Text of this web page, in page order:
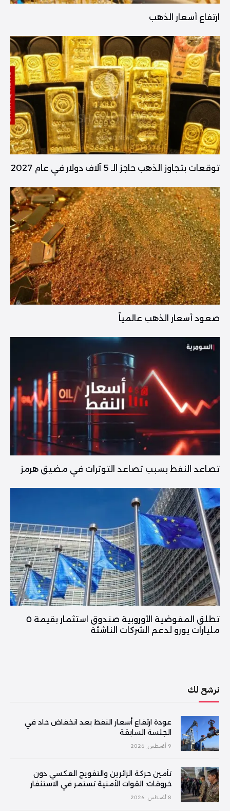
ارتفاع أسعار الذهب
توقعات بتجاوز الذهب حاجز الـ 5 آلاف دولار في عام 2027
صعود أسعار الذهب عالمياً
تصاعد النفط بسبب تصاعد التوترات في مضيق هرمز
تطلق المفوضية الأوروبية صندوق استثمار بقيمة ٥
مليارات يورو لدعم الشركات الناشئة
نرشح لك
عودة ارتفاع أسعار النفط بعد انخفاض حاد في
الجلسة السابقة
9 أغسطس, 2026
تأمين حركة الزائرين والتفويج العكسي دون
خروقات: القوات الأمنية تستمر في الاستنفار
8 أغسطس, 2026